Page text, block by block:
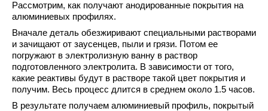
Рассмотрим, как получают анодированные покрытия на
алюминиевых профилях.
Вначале деталь обезжиривают специальными растворами
и зачищают от заусенцев, пыли и грязи. Потом ее
погружают в электролизную ванну в раствор
подготовленного электролита. В зависимости от того,
какие реактивы будут в растворе такой цвет покрытия и
получим. Весь процесс длится в среднем около 1.5 часов.
В результате получаем алюминиевый профиль, покрытый